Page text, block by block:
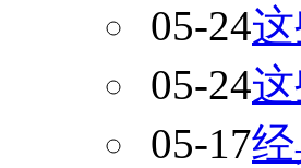
05-24
05-24
05-17